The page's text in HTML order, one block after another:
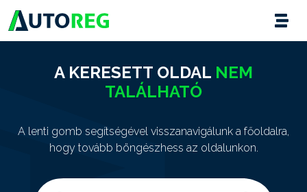
A KERESETT OLDAL NEM
TALÁLHATÓ
A lenti gomb segítségével visszanavigálunk a főoldalra,
hogy tovább böngészhess az oldalunkon.